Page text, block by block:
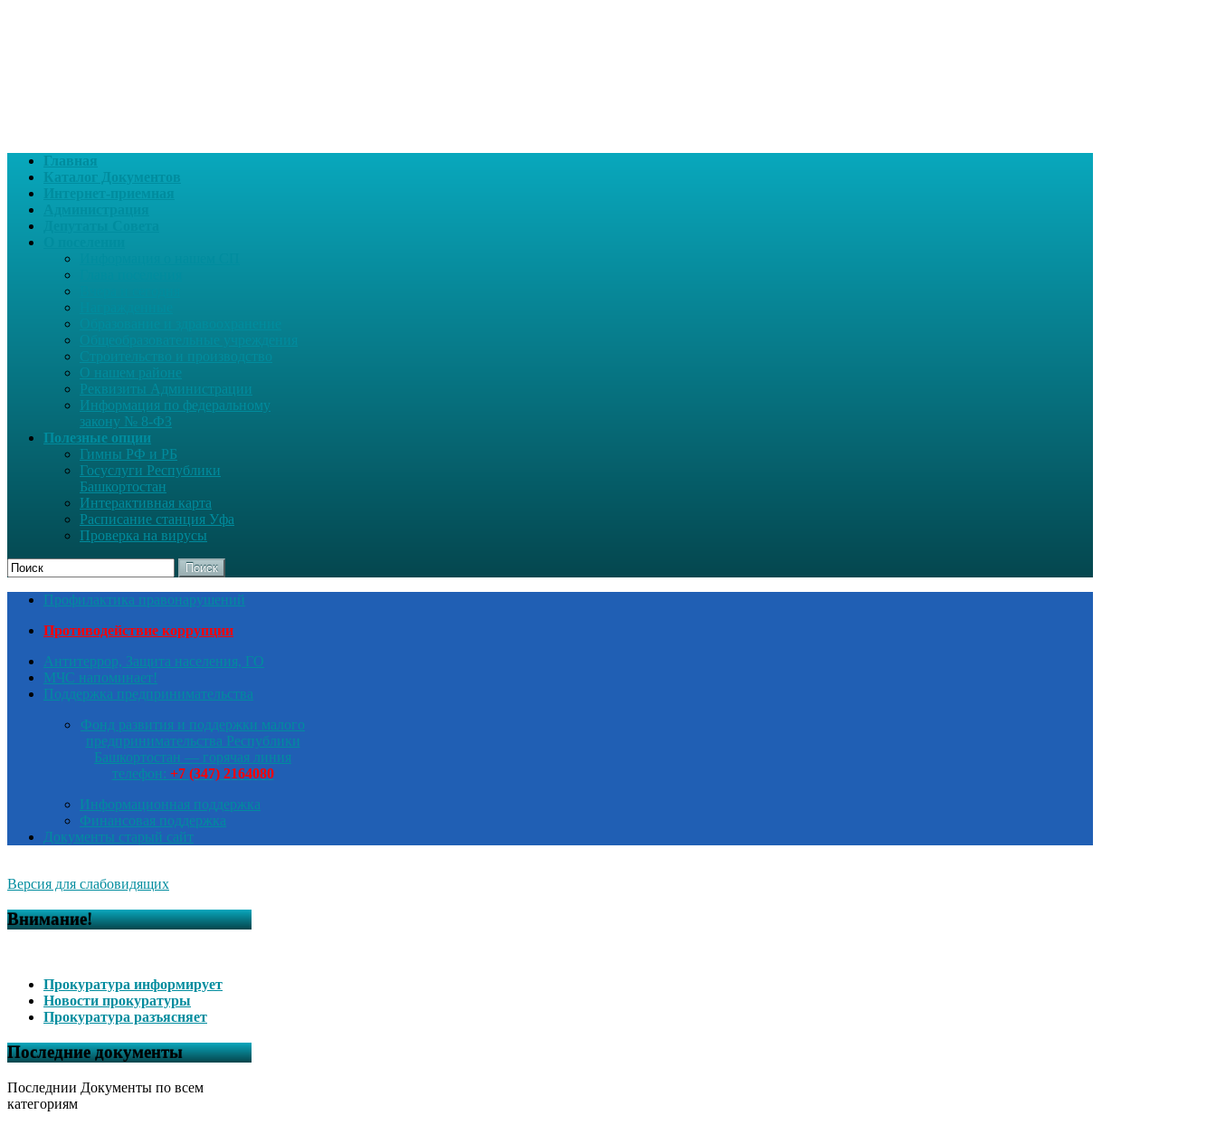
Главная
Каталог Документов
О нашем районе
Реквизиты Администрации
Информация по федеральному
закону № 8-ФЗ
Полезные опции
Гимны РФ и РБ
Госуслуги Республики
Башкортостан
Интерактивная карта
Расписание станция Уфа
Проверка на вирусы
Поиск
Профилактика правонарушений
Противодействие коррупции
Антитеррор, Защита населения, ГО
МЧС напоминает!
Поддержка предпринимательства
Фонд развития и поддержки малого
предпринимательства Республики
Башкортостан — горячая линия
телефон: +7 (347) 2164080
Информационная поддержка
Финансовая поддержка
Документы старый сайт
Версия для слабовидящих
Внимание!
Прокуратура информирует
Новости прокуратуры
Прокуратура разъясняет
Последние документы
Последнии Документы по всем
категориям